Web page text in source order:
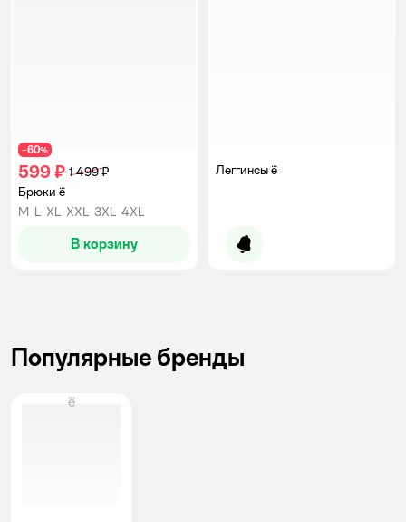
−60%
599 ₽ 1 499 ₽
Брюки ё
M L XL XXL 3XL 4XL
В корзину
Леггинсы ё
Уведомить о появлении
Популярные бренды
ё